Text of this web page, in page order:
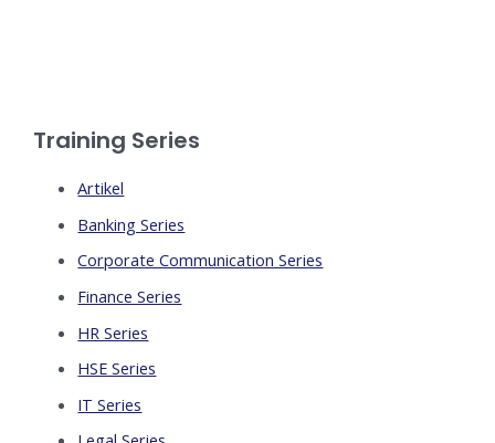
Training Series
Artikel
Banking Series
Corporate Communication Series
Finance Series
HR Series
HSE Series
IT Series